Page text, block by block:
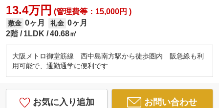
13.4万円 (管理費等：15,000円 )
敷金 0ヶ月 礼金 0ヶ月
2階
1LDK 40.68㎡
大阪メトロ御堂筋線 西中島南方駅から徒歩圏内 阪急線も利
用可能で、通勤通学に便利です
お気に入り追加 お問い合わせ